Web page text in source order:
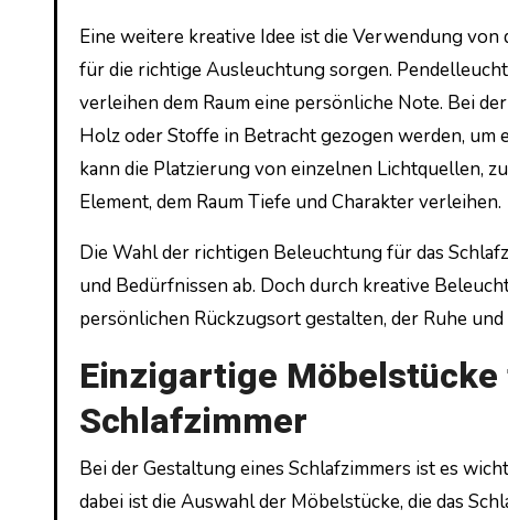
Eine weitere kreative Idee ist die Verwendung
für die richtige Ausleuchtung sorgen.
verleihen dem Raum eine persönliche Note. Bei
Holz oder Stoffe in Betracht gezogen werden, um
kann die Platzierung von einzelnen Lichtquellen,
Element, dem Raum Tiefe und Charakter verleihen.
Die Wahl der richtigen Beleuchtung für das
und Bedürfnissen ab. Doch durch kreative
persönlichen Rückzugsort gestalten, der Ruhe
Einzigartige
Schlafzimmer
Bei der Gestaltung eines Schlafzimmers ist es
dabei ist die Auswahl der Möbelstücke, die das